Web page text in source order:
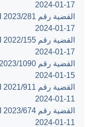
‎2024-01-17‏
‎2024-01-17‏
‎2024-01-17‏
‎2024-01-15‏
‎2024-01-11‏
‎2024-01-11‏